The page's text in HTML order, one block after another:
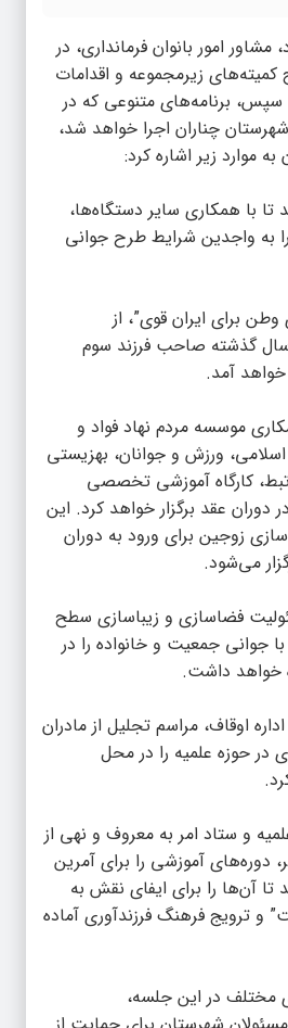
مشاور امور بانوان فرمانداری، در
زیرمجموعه و اقدامات
سپس، برنامه‌های متنوعی که در
چناران اجرا خواهد شد،
موارد زیر اشاره کرد:
با همکاری سایر دستگاه‌ها،
به واجدین شرایط طرح جوانی
برای ایران قوی”، از
گذشته صاحب فرزند سوم
آمد.
موسسه مردم نهاد فواد و
ورزش و جوانان، بهزیستی
کارگاه‌ آموزشی تخصصی
دوران عقد برگزار خواهد کرد. این
زوجین برای ورود به دوران
می‌شود.
فضاسازی و زیباسازی سطح
جوانی جمعیت و خانواده را در
خواهد داشت.
اوقاف، مراسم تجلیل از مادران
در حوزه علمیه را در محل
و ستاد امر به معروف و نهی از
دوره‌های آموزشی را برای آمرین
تا آن‌ها را برای ایفای نقش به
و ترویج فرهنگ فرزندآوری آماده
مختلف در این جلسه،